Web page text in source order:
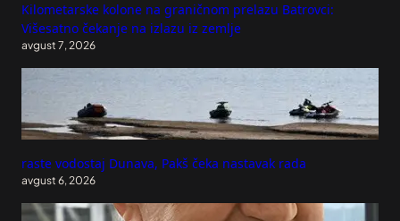
Kilometarske kolone na graničnom prelazu Batrovci:
Višesatno čekanje na izlazu iz zemlje
avgust 7, 2026
raste vodostaj Dunava, Pakš čeka nastavak rada
avgust 6, 2026